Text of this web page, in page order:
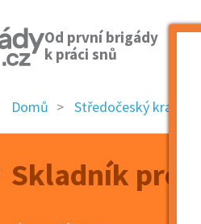
Od první brigády
k práci snů
Domů Středočeský kraj
Skladník pro